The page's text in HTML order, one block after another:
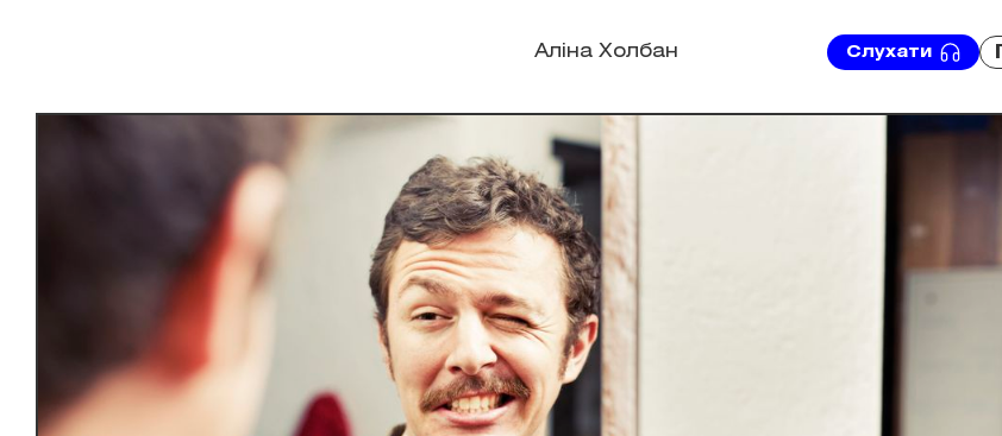
Аліна Холбан Слухати